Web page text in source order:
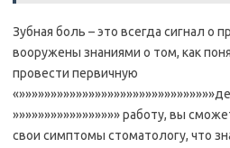
Зубная боль – это всегда сигнал о
вооружены знаниями о том, как
провести первичную
»»»»»»»»»»»»»»»»» работу, вы
свои симптомы стоматологу, что